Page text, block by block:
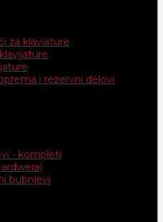
za klaviature
i rezervni delovi
- kompleti
bubnjevi